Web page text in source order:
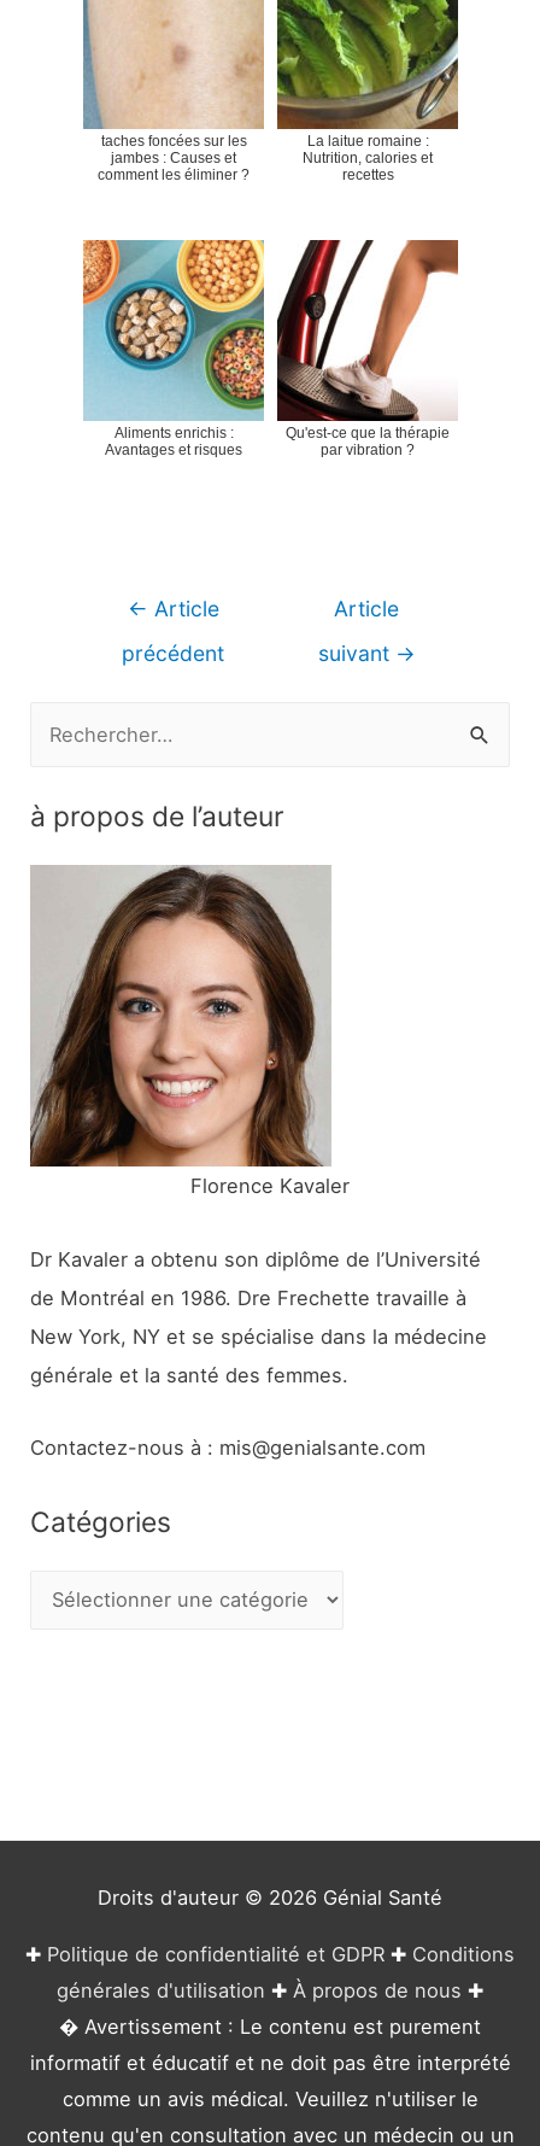
taches foncées sur les
jambes : Causes et
comment les éliminer ?
La laitue romaine :
Nutrition, calories et
recettes
Aliments enrichis :
Avantages et risques
Qu'est-ce que la thérapie
par vibration ?
Navigation
← Article
précédent
Article
suivant →
h
:
à propos de l’auteur
Florence Kavaler
Dr Kavaler a obtenu son diplôme de l’Université
de Montréal en 1986. Dre Frechette travaille à
New York, NY et se spécialise dans la médecine
générale et la santé des femmes.
Contactez-nous à : mis@genialsante.com
Catégories
Droits d'auteur © 2026 Génial Santé
✚ Politique de confidentialité et GDPR ✚ Conditions
générales d'utilisation ✚ À propos de nous ✚
� Avertissement : Le contenu est purement
informatif et éducatif et ne doit pas être interprété
comme un avis médical. Veuillez n'utiliser le
contenu qu'en consultation avec un médecin ou un